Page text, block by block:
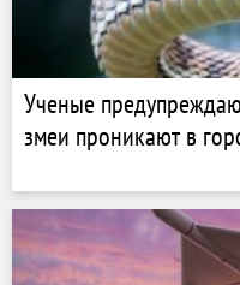
Ученые
змеи проникают в